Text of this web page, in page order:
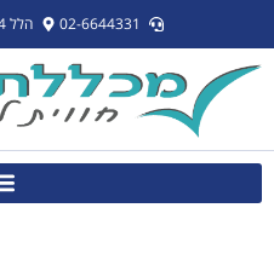
02-6644331 הלל 24, ירושלים